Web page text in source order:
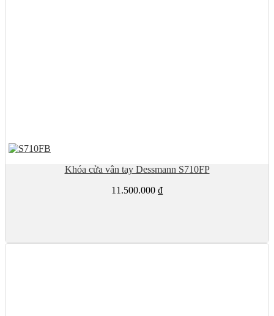
Khóa cửa vân tay Dessmann S710FP
11.500.000 ₫